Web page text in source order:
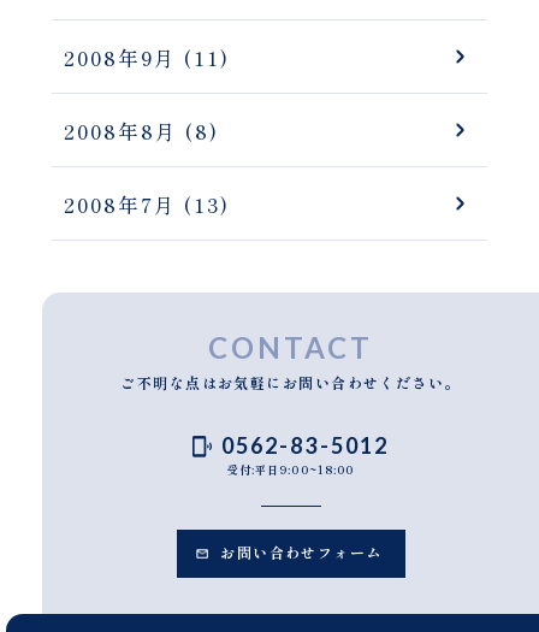
2008年9月 (11)
2008年8月 (8)
2008年7月 (13)
CONTACT
ご不明な点はお気軽にお問い合わせください。
0562-83-5012
受付:平日9:00~18:00
お問い合わせフォーム